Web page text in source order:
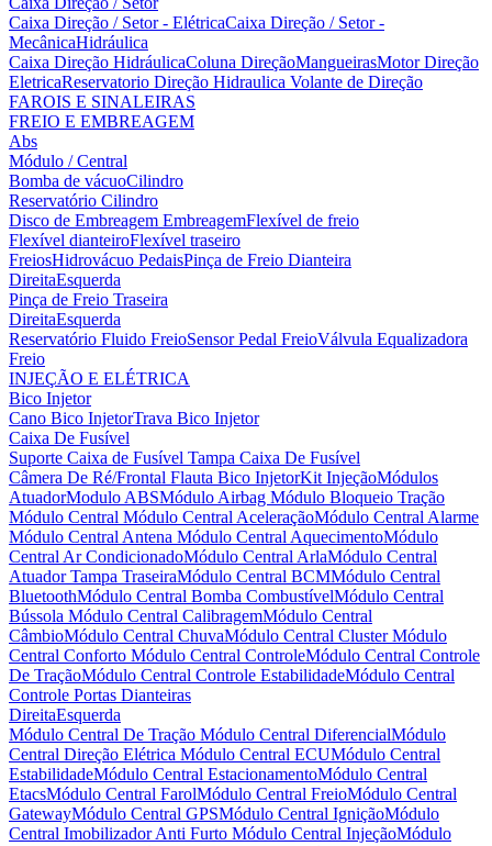
Caixa Direção / Setor - ElétricaCaixa Direção / Setor -
MecânicaHidráulica
Caixa Direção HidráulicaColuna DireçãoMangueirasMotor Direção
EletricaReservatorio Direção Hidraulica Volante de Direção
FAROIS E SINALEIRAS
FREIO E EMBREAGEM
Abs
Módulo / Central
Bomba de vácuoCilindro
Reservatório Cilindro
Disco de Embreagem EmbreagemFlexível de freio
Flexível dianteiroFlexível traseiro
FreiosHidrovácuo PedaisPinça de Freio Dianteira
DireitaEsquerda
Pinça de Freio Traseira
DireitaEsquerda
Reservatório Fluido FreioSensor Pedal FreioVálvula Equalizadora
Freio
INJEÇÃO E ELÉTRICA
Bico Injetor
Cano Bico InjetorTrava Bico Injetor
Caixa De Fusível
Suporte Caixa de Fusível Tampa Caixa De Fusível
Câmera De Ré/Frontal Flauta Bico InjetorKit InjeçãoMódulos
AtuadorModulo ABSMódulo Airbag Módulo Bloqueio Tração
Módulo Central Módulo Central AceleraçãoMódulo Central Alarme
Módulo Central Antena Módulo Central AquecimentoMódulo
Central Ar CondicionadoMódulo Central ArlaMódulo Central
Atuador Tampa TraseiraMódulo Central BCMMódulo Central
BluetoothMódulo Central Bomba CombustívelMódulo Central
Bússola Módulo Central CalibragemMódulo Central
CâmbioMódulo Central ChuvaMódulo Central ClusterMódulo
Central Conforto Módulo Central ControleMódulo Central Controle
De TraçãoMódulo Central Controle EstabilidadeMódulo Central
Controle Portas Dianteiras
DireitaEsquerda
Módulo Central De Tração Módulo Central DiferencialMódulo
Central Direção Elétrica Módulo Central ECUMódulo Central
EstabilidadeMódulo Central EstacionamentoMódulo Central
EtacsMódulo Central FarolMódulo Central FreioMódulo Central
GatewayMódulo Central GPSMódulo Central IgniçãoMódulo
Central Imobilizador Anti Furto Módulo Central InjeçãoMódulo